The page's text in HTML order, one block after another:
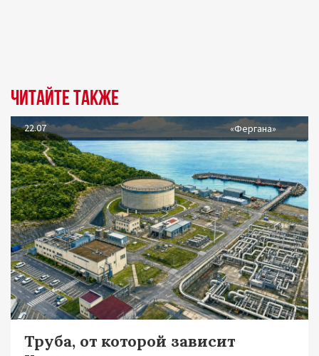
Читайте также
22.07 «Фергана»
Труба, от которой зависит